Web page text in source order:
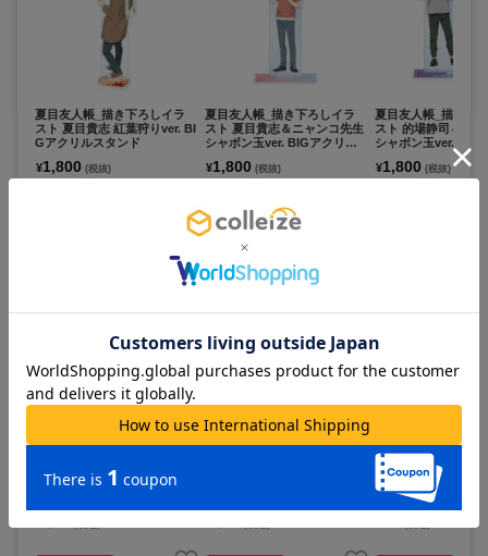
夏目友人帳_描き下ろしイラ
スト 夏目貴志 紅葉狩りver. BI
Gアクリルスタンド
¥1,800 (税抜)
¥1,980
スト 夏目貴志＆ニャンコ先生
シャボン玉ver. BIG缶バッジ
¥1,000 (税抜)
夏目友人帳_描き下ろしイラ
スト 夏目貴志＆ニャンコ先生
シャボン玉ver. BIGアクリル
¥1,800 (税抜)
¥1,980
お取寄せ商品
カートに追加
¥1,000 (税抜)
夏目友人帳_描き下
スト 的場静司＆ニ
シャボン玉ver. BIG
¥1,800 (税抜)
¥1,980
夏目友人帳×サンリ
クターズ_ヘアクリ
ンコ先生/ハローキ
¥850 (税抜)